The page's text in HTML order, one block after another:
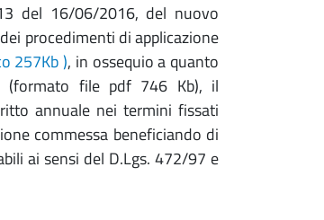
del 16/06/2016, del nuovo
procedimenti di applicazione
257Kb ), in ossequio a quanto
(formato file pdf 746 Kb), il
annuale nei termini fissati
commessa beneficiando di
ai sensi del D.Lgs. 472/97 e